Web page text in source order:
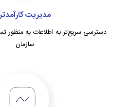
مدیریت
دسترسی سریع‌تر به اطلاعات به منظور
سازمان